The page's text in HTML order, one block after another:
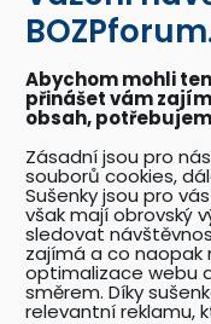
Abychom mohli
přinášet vám
obsah,
Zásadní jsou pro
souborů cookies,
Sušenky jsou pro
však mají obrovský
sledovat
zajímá a co naopak
optimalizace webu
směrem. Díky
relevantní reklamu,
Desítky
dokumentů a
Akce
Přehled
problematiku
Katalog
Přehledný